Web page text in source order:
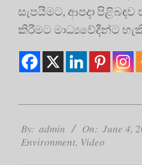
සැපයීමට, ආපදා පිළිබඳව
කිරීමට මාධ්‍යවේදීන්ට
06-
04
By: admin On: June 4,
Environment, Video